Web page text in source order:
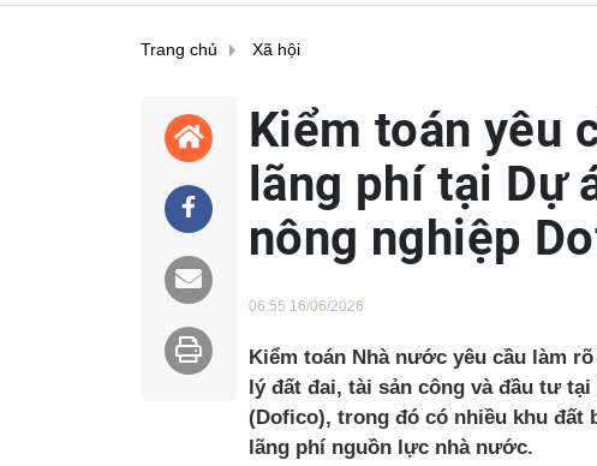
Trang chủ Xã hội
Kiểm toán yêu
lãng phí tại Dự
nông nghiệp
06:55 16/06/2026
Kiểm toán Nhà nước yêu cầu làm
lý đất đai, tài sản công và đầu tư
(Dofico), trong đó có nhiều khu đất
lãng phí nguồn lực nhà nước.